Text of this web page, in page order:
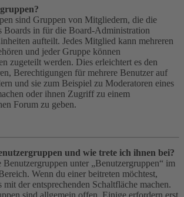
sind Gruppen von Mitgliedern, die die
Boards in für die Board-Administration
aufteilt. Jedes Mitglied kann mehreren
und jeder Gruppe können
zugeteilt werden. Dies erleichtert es den
Berechtigungen für mehrere Benutzer auf
und sie zum Beispiel zu Moderatoren eines
oder ihnen Zugriff zu einem
Forum zu geben.
und wie trete ich ihnen bei?
Benutzergruppen unter „Benutzergruppen“ im
Wenn du einer beitreten möchtest,
mit der entsprechenden Schaltfläche machen.